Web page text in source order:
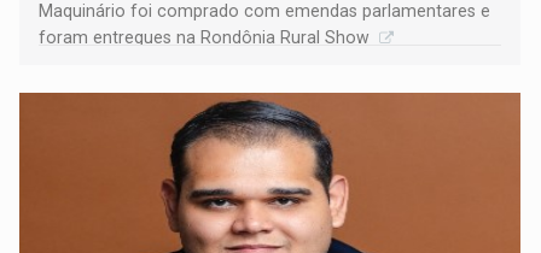
Maquinário foi comprado com emendas parlamentares e
foram entregues na Rondônia Rural Show